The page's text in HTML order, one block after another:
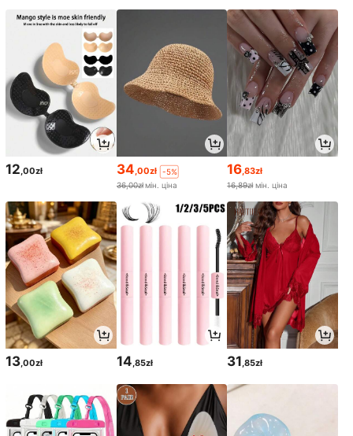
12,00zł 34,00zł
-5%
36,00złмін. ціна
16,83zł
16,89zł мін. ціна
13 ,00zł 14 ,85zł 31 ,85zł